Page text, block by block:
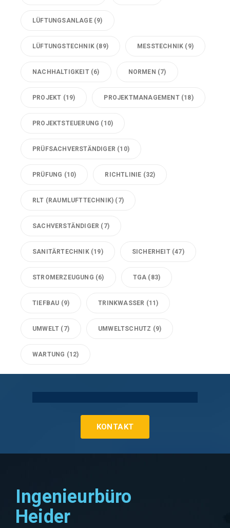
LÜFTUNGSANLAGE(9)
LÜFTUNGSTECHNIK (89) MESSTECHNIK (9)
NACHHALTIGKEIT(6) NORMEN (7)
PROJEKT (19) PROJEKTMANAGEMENT(18)
PROJEKTSTEUERUNG (10)
PRÜFSACHVERSTÄNDIGER (10)
PRÜFUNG (10) RICHTLINIE (32)
RLT (RAUMLUFTTECHNIK) (7)
SACHVERSTÄNDIGER (7)
SANITÄRTECHNIK(19) SICHERHEIT(47)
STROMERZEUGUNG (6) TGA (83)
TIEFBAU (9) TRINKWASSER (11)
UMWELT (7) UMWELTSCHUTZ (9)
WARTUNG (12)
KONTAKT
Ingenieurbüro
Heider